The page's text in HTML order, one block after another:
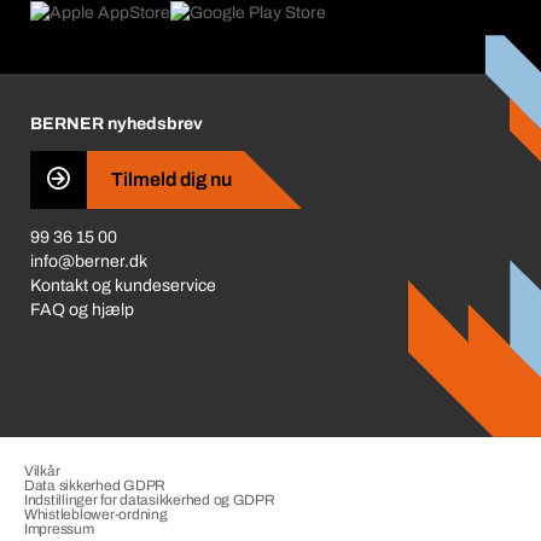
Prisjustering 2026
Hvad der driver os
Business Conduct
BERNER nyhedsbrev
Tilmeld dig nu
99 36 15 00
info@berner.dk
Kontakt og kundeservice
FAQ og hjælp
Vilkår
Data sikkerhed GDPR
Indstillinger for datasikkerhed og GDPR
Whistleblower-ordning
Impressum